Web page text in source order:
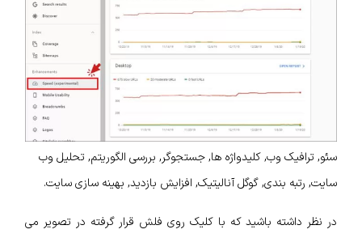
سئو, ترافیک وب, کلیدواژه ها, جستجوگر, بررسی الگوریتم, تحلیل وب
سایت, رتبه بندی, گوگل آنالیتیک, افزایش بازدید, بهینه سازی سایت.
در نظر داشته باشید که با کلیک روی فلش قرار گرفته در تصویر می